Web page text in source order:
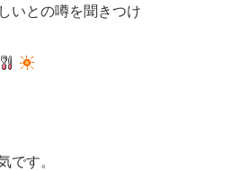
いとの噂を聞きつけ
す。